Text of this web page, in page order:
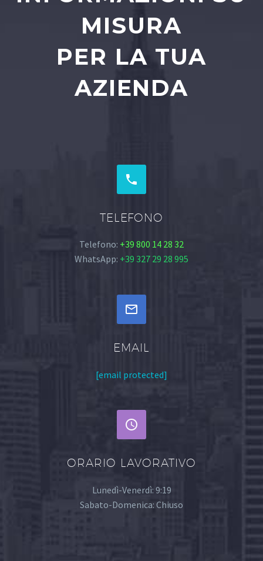
MISURA
PER LA TUA
AZIENDA


TELEFONO
Telefono: +39 800 14 28 32
WhatsApp: +39 327 29 28 995


EMAIL
[email protected]


ORARIO LAVORATIVO
Lunedì-Venerdì: 9:19
Sabato-Domenica: Chiuso